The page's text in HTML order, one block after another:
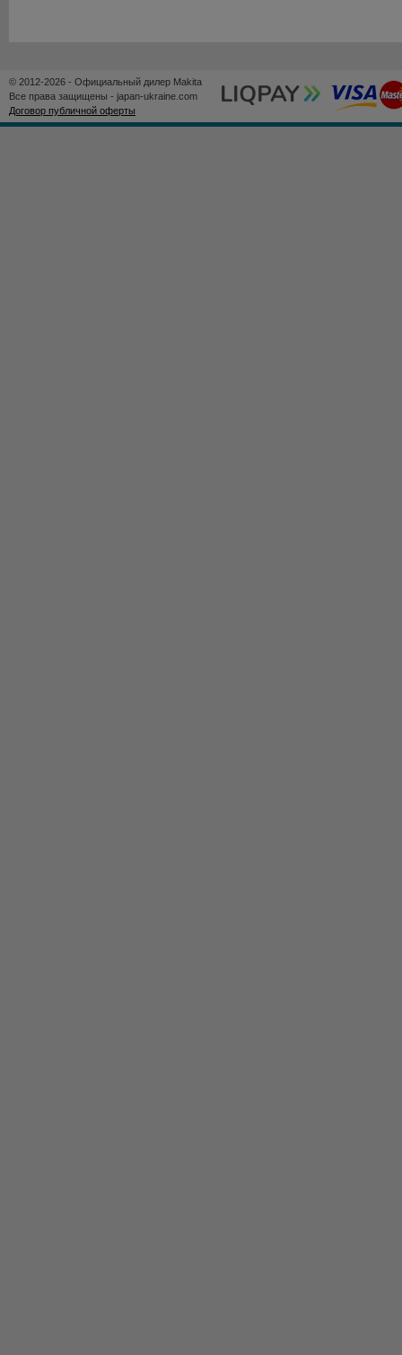
© 2012-2026 - Официальный дилер Makita
Все права защищены - japan-ukraine.com
Договор публичной оферты